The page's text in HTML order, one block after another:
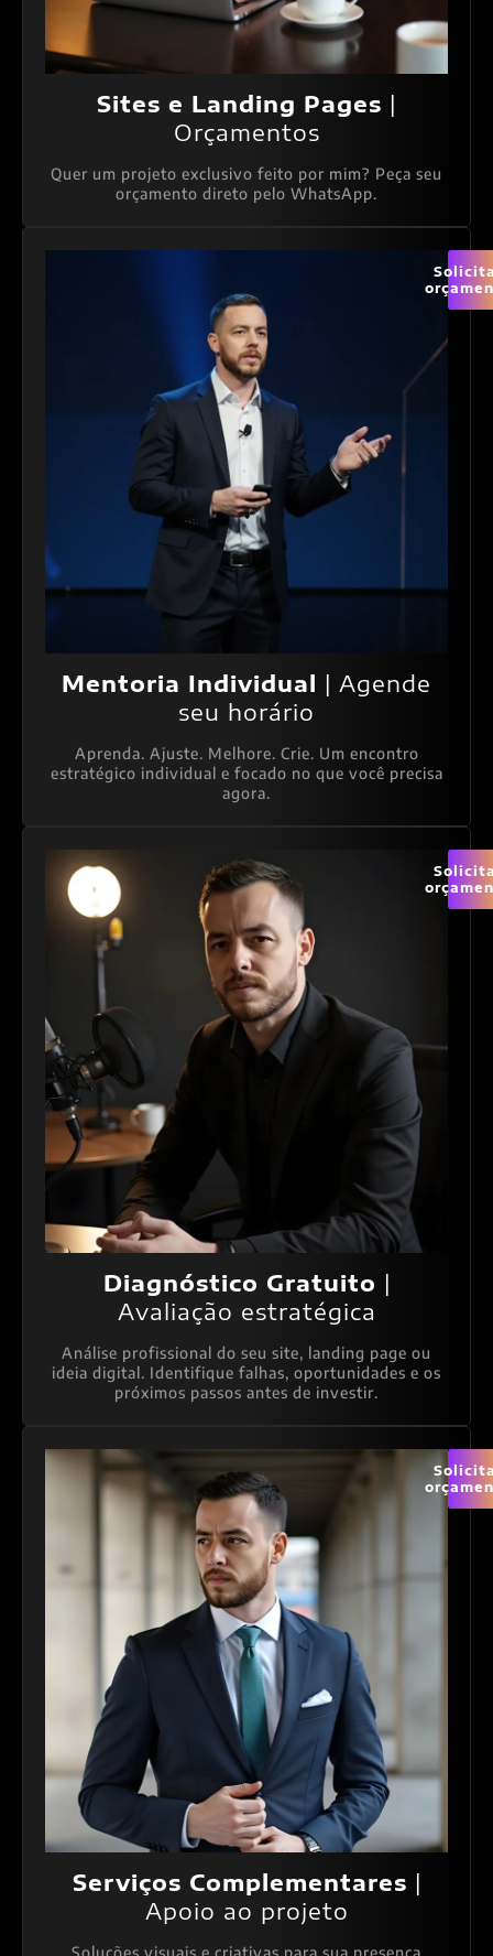
Sites e Landing Pages |
Orçamentos
Quer um projeto exclusivo feito por mim? Peça seu
orçamento direto pelo WhatsApp.
Mentoria Individual | Agende
seu horário
Aprenda. Ajuste. Melhore. Crie. Um encontro
estratégico individual e focado no que você precisa
agora.
Diagnóstico Gratuito |
Avaliação estratégica
Análise profissional do seu site, landing page ou
ideia digital. Identifique falhas, oportunidades e os
próximos passos antes de investir.
Serviços Complementares |
Apoio ao projeto
Soluções visuais e criativas para sua presença